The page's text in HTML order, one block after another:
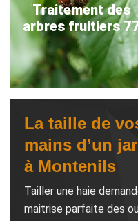
Traitement des
arbres fruitiers
La taille de
mains d’un
à Montenils
Tailler une haie
maitrise parfaite des